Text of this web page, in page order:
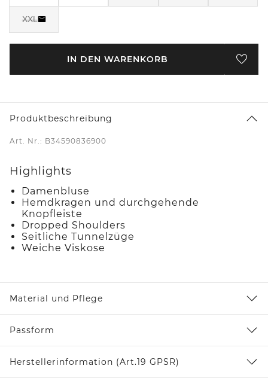
XXL
IN DEN WARENKORB
Produktbeschreibung
Art. Nr.: B34590836900
Highlights
Damenbluse
Hemdkragen und durchgehende
Knopfleiste
Dropped Shoulders
Seitliche Tunnelzüge
Weiche Viskose
Material und Pflege
Passform
Herstellerinformation (Art.19 GPSR)